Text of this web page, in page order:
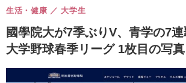
國學院大が7季ぶりV、青学の7
大学野球春季リーグ 1枚目の写
生活・健康 大学生